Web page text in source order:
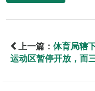
上一篇： 体育局辖
运动区暂停开放，而